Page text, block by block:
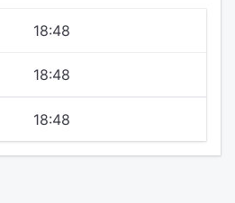
18:48
18:48
18:48